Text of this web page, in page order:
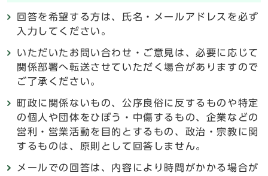
回答を希望する方は、氏名・メールアドレスを必ず
入力してください。
いただいたお問い合わせ・ご意見は、必要に応じて
関係部署へ転送させていただく場合がありますので
ご了承ください。
町政に関係ないもの、公序良俗に反するものや特定
の個人や団体をひぼう・中傷するもの、企業などの
営利・営業活動を目的とするもの、政治・宗教に関
するものは、原則として回答しません。
メールでの回答は、内容により時間がかかる場合が